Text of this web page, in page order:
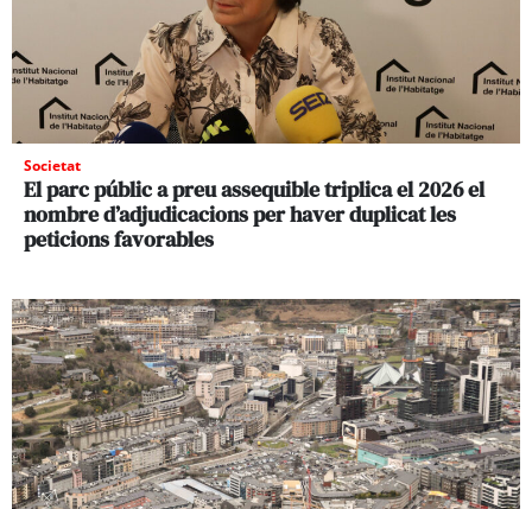
Societat
El parc públic a preu assequible triplica el 2026 el
nombre d’adjudicacions per haver duplicat les
peticions favorables